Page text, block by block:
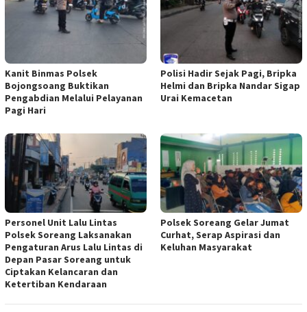
Kanit Binmas Polsek
Bojongsoang Buktikan
Pengabdian Melalui Pelayanan
Pagi Hari
Polisi Hadir Sejak Pagi, Bripka
Helmi dan Bripka Nandar Sigap
Urai Kemacetan
Personel Unit Lalu Lintas
Polsek Soreang Laksanakan
Pengaturan Arus Lalu Lintas di
Depan Pasar Soreang untuk
Ciptakan Kelancaran dan
Ketertiban Kendaraan
Polsek Soreang Gelar Jumat
Curhat, Serap Aspirasi dan
Keluhan Masyarakat